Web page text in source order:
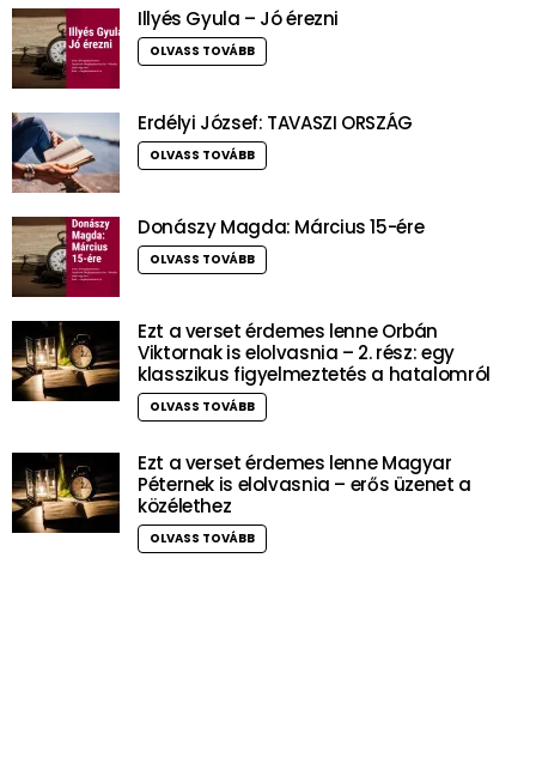
Illyés Gyula – Jó érezni
OLVASS TOVÁBB
Erdélyi József: TAVASZI ORSZÁG
OLVASS TOVÁBB
Donászy Magda: Március 15-ére
OLVASS TOVÁBB
Ezt a verset érdemes lenne Orbán
Viktornak is elolvasnia – 2. rész: egy
klasszikus figyelmeztetés a hatalomról
OLVASS TOVÁBB
Ezt a verset érdemes lenne Magyar
Péternek is elolvasnia – erős üzenet a
közélethez
OLVASS TOVÁBB